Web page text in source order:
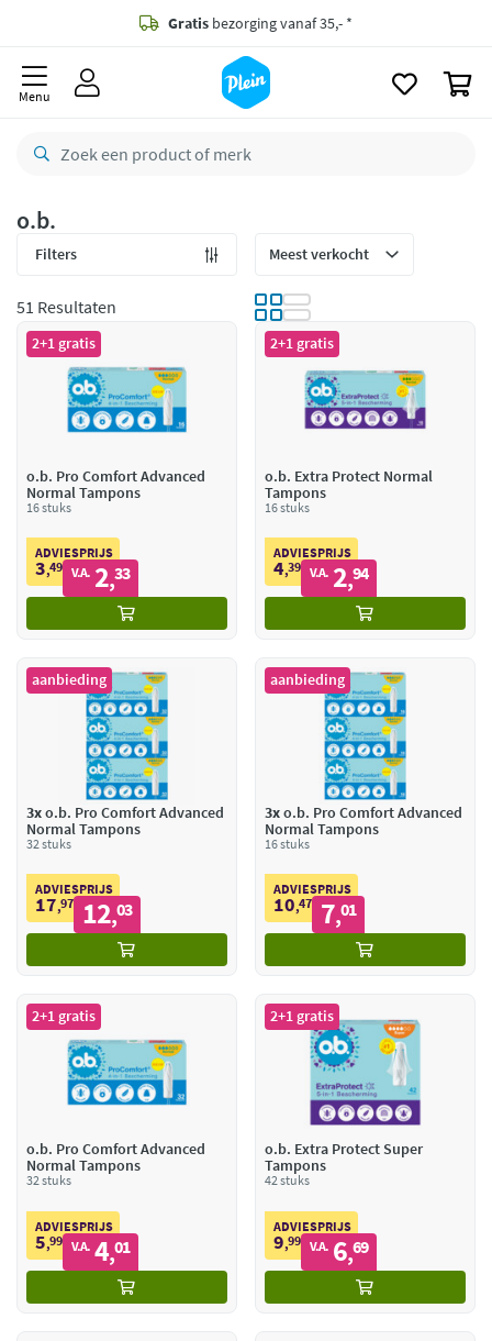
Gratis bezorging vanaf 35,- *
Bestelling uiterlijkzaterdag
retourneren
Betaal met Klarna
Menu
o.b.
Filters
51 Resultaten
2+1 gratis
o.b. Pro Comfort Advanced
Normal Tampons
16 stuks
ADVIESPRIJS
3,49 V.A. 2,33
2+1 gratis
o.b. Extra Protect Normal
Tampons
16 stuks
ADVIESPRIJS
4,39 V.A. 2,94
aanbieding
3xo.b. Pro Comfort Advanced
Normal Tampons
32 stuks
ADVIESPRIJS
17,97 12,03
aanbieding
3xo.b. Pro Comfort Advanced
Normal Tampons
16 stuks
ADVIESPRIJS
10,47 7,01
2+1 gratis
o.b. Pro Comfort Advanced
Normal Tampons
32 stuks
ADVIESPRIJS
5,99 V.A. 4,01
2+1 gratis
o.b. Extra Protect Super
Tampons
42 stuks
ADVIESPRIJS
9,99 V.A. 6,69